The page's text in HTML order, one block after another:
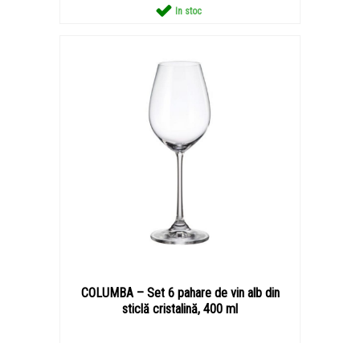
In stoc
COLUMBA – Set 6 pahare de vin alb din
sticlă cristalină, 400 ml